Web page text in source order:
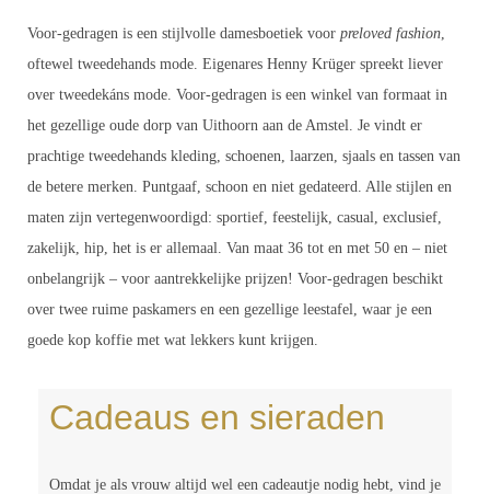
Voor-gedragen is een stijlvolle damesboetiek voor preloved fashion
oftewel tweedehands mode. Eigenares Henny Krüger spreekt liever
over tweedekáns mode. Voor-gedragen is een winkel van formaat in
het gezellige oude dorp van Uithoorn aan de Amstel. Je vindt er
prachtige tweedehands kleding, schoenen, laarzen, sjaals en tassen van
de betere merken. Puntgaaf, schoon en niet gedateerd. Alle stijlen en
maten zijn vertegenwoordigd: sportief, feestelijk, casual, exclusief,
zakelijk, hip, het is er allemaal. Van maat 36 tot en met 50 en – niet
onbelangrijk – voor aantrekkelijke prijzen! Voor-gedragen beschikt
over twee ruime paskamers en een gezellige leestafel, waar je een
goede kop koffie met wat lekkers kunt krijgen.
Cadeaus en sieraden
Omdat je als vrouw altijd wel een cadeautje nodig hebt, vind je